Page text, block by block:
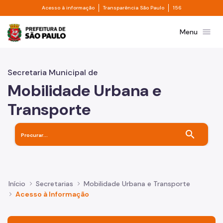
Pular para o Conteúdo principal
Acesso à informação Divisor de acesso à informação
Transparência São Paulo Divisor de
156
Prefeitura de São PauloMenu menu
Secretaria Municipal de
Mobilidade Urbana e
Transporte
search
Início Secretarias
Mobilidade Urbana e Transporte
Acesso à Informação